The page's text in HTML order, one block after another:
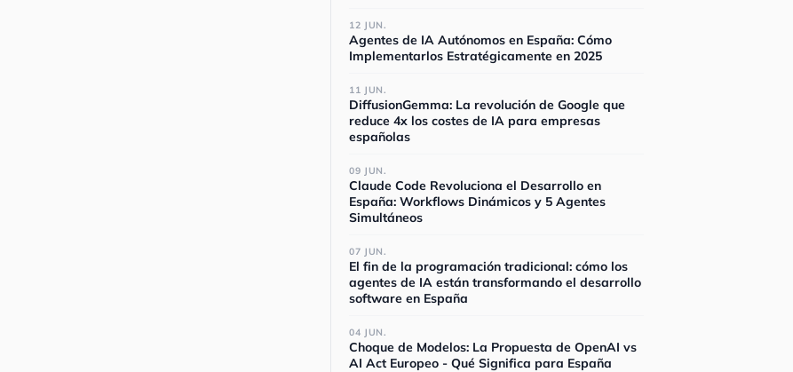
12 JUN.
Agentes de IA Autónomos en España: Cómo
Implementarlos Estratégicamente en 2025
11 JUN.
DiffusionGemma: La revolución de Google que
reduce 4x los costes de IA para empresas
españolas
09 JUN.
Claude Code Revoluciona el Desarrollo en
España: Workflows Dinámicos y 5 Agentes
Simultáneos
07 JUN.
El fin de la programación tradicional: cómo los
agentes de IA están transformando el desarrollo
software en España
04 JUN.
Choque de Modelos: La Propuesta de OpenAI vs
AI Act Europeo - Qué Significa para España